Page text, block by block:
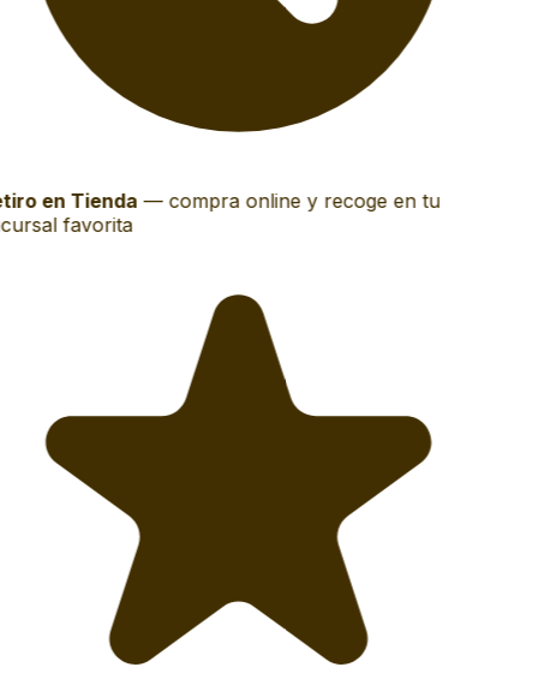
en Tienda— compra online y recoge en tu
favorita